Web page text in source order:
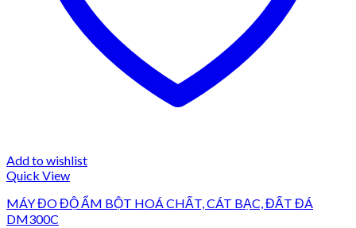
Add to wishlist
Quick View
MÁY ĐO ĐỘ ẨM BỘT HOÁ CHẤT, CÁT BẠC, ĐẤT ĐÁ
DM300C